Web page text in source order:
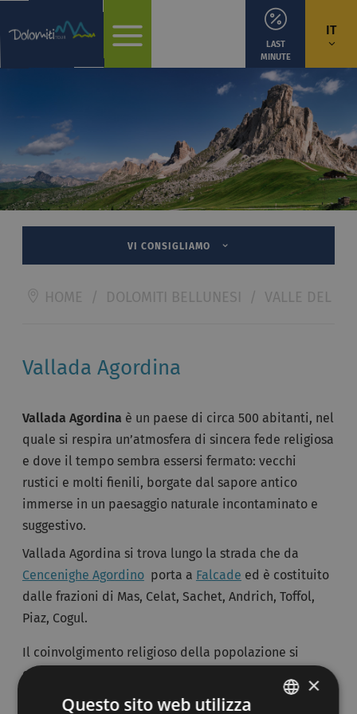
IT
LAST
MINUTE
VI CONSIGLIAMO
HOME / DOLOMITI BELLUNESI / VALLE DEL
Vallada Agordina
Vallada Agordina è un paese di circa 500 abitanti, nel
quale si respira un’atmosfera di sincera fede religiosa
e dove il tempo sembra essersi fermato: vecchi
rustici e molti fienili, borgate dal sapore antico
immerse in un paesaggio naturale incontaminato e
suggestivo.
Vallada Agordina si trova lungo la strada che da
Cencenighe Agordinoporta a Falcade ed è costituito
dalle frazioni di Mas, Celat, Sachet, Andrich, Toffol,
Piaz, Cogul.
Il coinvolgimento religioso della popolazione si
evince dai numerosi
dipinti sulle facciate delle abitazioni. La leggenda×
Questo sito web utilizza